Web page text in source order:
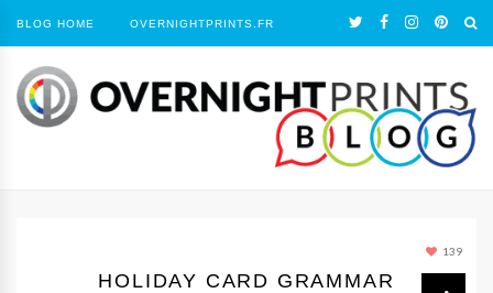
BLOG HOME OVERNIGHTPRINTS.FR
139
HOLIDAY CARD GRAMMAR